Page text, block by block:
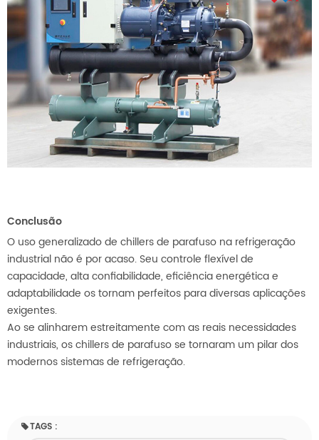
Conclusão
O uso generalizado de chillers de parafuso na refrigeração
industrial não é por acaso. Seu controle flexível de
capacidade, alta confiabilidade, eficiência energética e
adaptabilidade os tornam perfeitos para diversas aplicações
exigentes.
Ao se alinharem estreitamente com as reais necessidades
industriais, os chillers de parafuso se tornaram um pilar dos
modernos sistemas de refrigeração.
TAGS :